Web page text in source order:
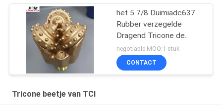
het 5 7/8 Duimiadc637
Rubber verzegelde
Dragend Tricone de
Rotsbeetje die van TCI
voor Harde vorming goed
boren
negotiable MOQ:1 stuk
CONTACT
Tricone beetje van TCI